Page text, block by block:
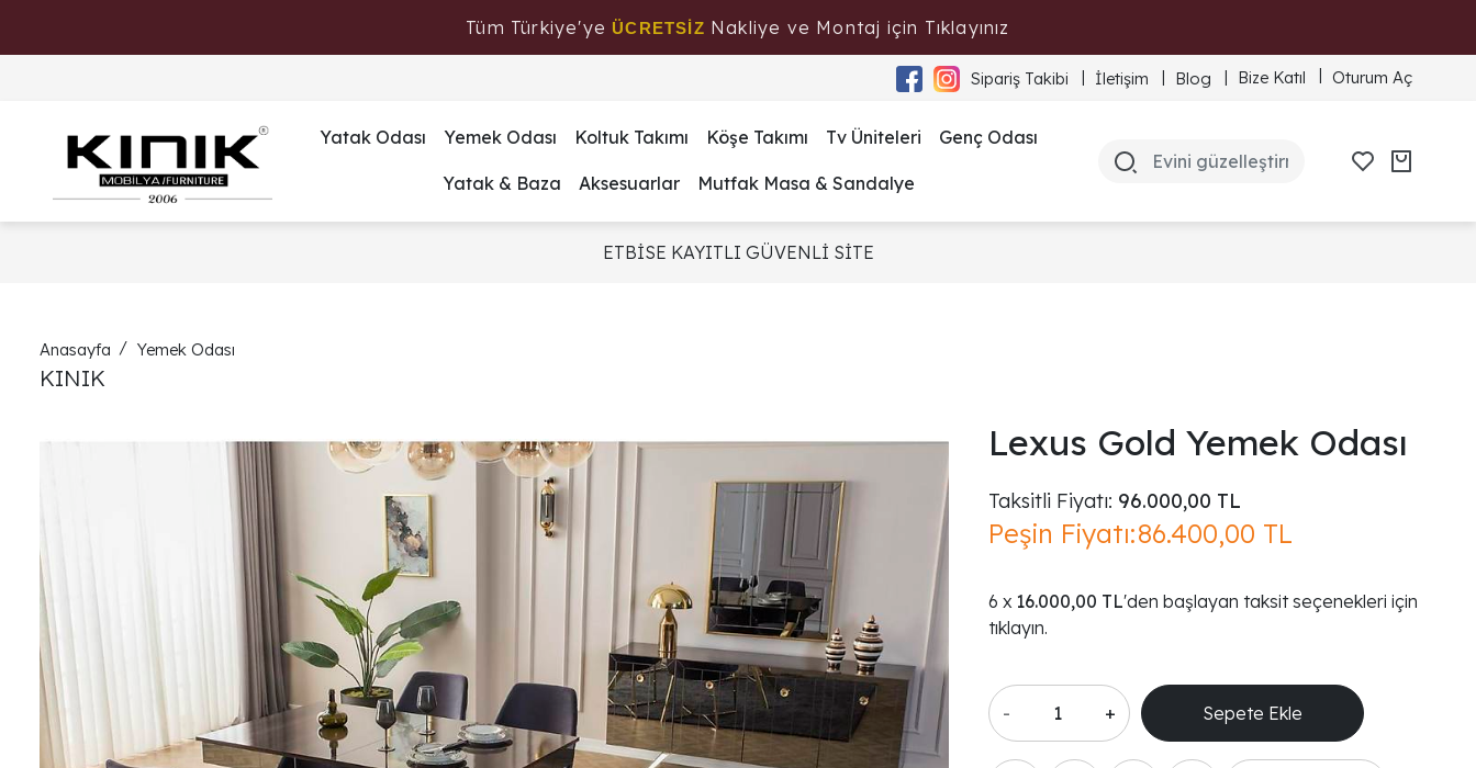
Tüm Türkiye'ye ÜCRETSİZ Nakliye ve Montaj için Tıklayınız
Sipariş Takibi İletişim Blog Bize Katıl Oturum Aç
Yatak Odası Yemek Odası Koltuk Takımı Köşe Takımı Tv Üniteleri Genç Odası
Yatak & Baza Aksesuarlar Mutfak Masa & Sandalye
ETBİSE KAYITLI GÜVENLİ SİTE
Anasayfa Yemek Odası
KINIK
Lexus Gold Yemek Odası
Taksitli Fiyatı: 96.000,00 TL
Peşin Fiyatı:86.400,00 TL
16.000,00 TL'den başlayan taksit seçenekleri için
tıklayın.
- +